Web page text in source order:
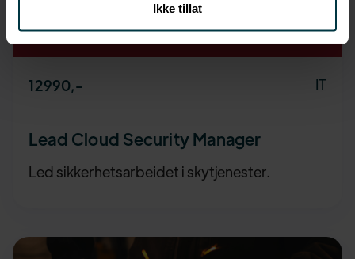
Ikke tillat
12990,- IT
Lead Cloud Security Manager
Led sikkerhetsarbeidet i skytjenester.